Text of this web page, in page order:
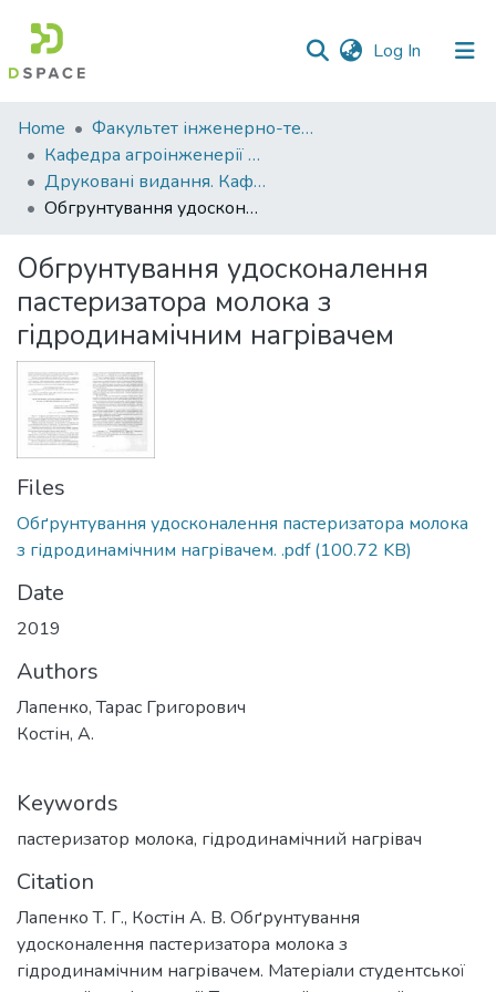
Log In (current)
Communities
&
Collections
All of DSpace
Statistics
Home
Факультет інженерно-технологічний
Кафедра агроінженерії та автомобільного транспорту
Друковані видання. Кафедра агроінженерії та автомобільного транспорту
Обгрунтування удосконалення пастеризатора молока з гідродинамічним нагрівачем
Обгрунтування удосконалення
пастеризатора молока з
гідродинамічним нагрівачем
Files
Обґрунтування удосконалення пастеризатора молока
з гідродинамічним нагрівачем. .pdf(100.72 KB)
Date
2019
Authors
Лапенко, Тарас Григорович
Костін, А.
Keywords
пастеризатор молока, гідродинамічний нагрівач
Citation
Лапенко Т. Г., Костін А. В. Обґрунтування
удосконалення пастеризатора молока з
гідродинамічним нагрівачем. Матеріали студентської